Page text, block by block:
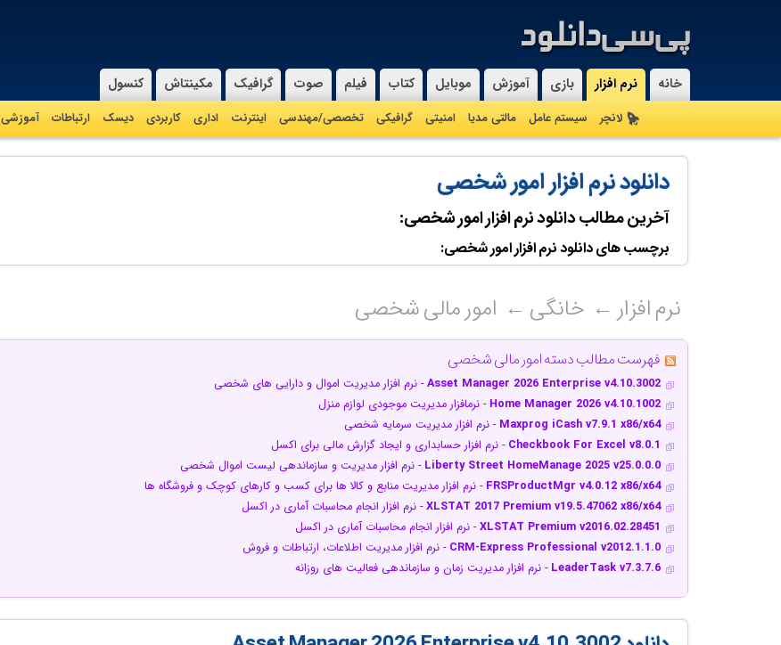
خانه نرم افزار
لانچر سیستم عامل مالتی مدیا امنیتی گرافیکی تخصصی/مهندسی اینترنت اداری کاربردی دیسک ارتباطات آموزشی
بازی آموزش موبایل کتاب فیلم صوت گرافیک مکینتاش کنسول
دانلود نرم افزار امور شخصی
آخرین مطالب دانلود نرم افزار امور شخصی:
برچسب های دانلود نرم افزار امور شخصی:
نرم افزار خانگی امور مالی شخصی
فهرست مطالب دسته امور مالی شخصی
Asset Manager 2026 Enterprise v4.10.3002- نرم افزار مدیریت اموال و دارایی های شخصی
Home Manager 2026 v4.10.1002 - نرم‎افزار مدیریت موجودی لوازم منزل
Maxprog iCash v7.9.1 x86/x64 - نرم افزار مدیریت سرمایه شخصی
Checkbook For Excel v8.0.1 - نرم افزار حسابداری و ایجاد گزارش مالی برای اکسل
Liberty Street HomeManage 2025 v25.0.0.0 - نرم افزار مدیریت و سازماندهی لیست اموال شخصی
FRSProductMgr v4.0.12 x86/x64 - نرم افزار مدیریت منابع و کالا ها برای کسب و کارهای کوچک و فروشگاه ها
XLSTAT 2017 Premium v19.5.47062 x86/x64- نرم افزار انجام محاسبات آماری در اکسل
XLSTAT Premium v2016.02.28451- نرم افزار انجام محاسبات آماری در اکسل
CRM-Express Professional v2012.1.1.0 - نرم افزار مدیریت اطلاعات، ارتباطات و فروش
LeaderTask v7.3.7.6 - نرم افزار مدیریت زمان و سازماندهی فعالیت های روزانه